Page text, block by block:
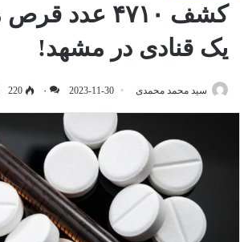
کشف ۴۷۱۰ عدد
یک قنادی در مشهد!
سید محمد محمدی 2023-11-30 ۰ 220